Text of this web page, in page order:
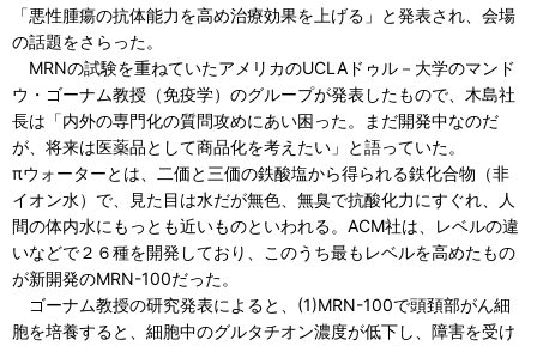
「悪性腫瘍の抗体能力を高め治療効果を上げる」と発表され、会場
の話題をさらった。
MRNの試験を重ねていたアメリカのUCLAドゥル－大学のマンド
ウ・ゴーナム教授（免疫学）のグループが発表したもので、木島社
長は「内外の専門化の質問攻めにあい困った。まだ開発中なのだ
が、将来は医薬品として商品化を考えたい」と語っていた。
πウォーターとは、二価と三価の鉄酸塩から得られる鉄化合物（非
イオン水）で、見た目は水だが無色、無臭で抗酸化力にすぐれ、人
間の体内水にもっとも近いものといわれる。ACM社は、レベルの違
いなどで２６種を開発しており、このうち最もレベルを高めたもの
が新開発のMRN-100だった。
ゴーナム教授の研究発表によると、(1)MRN-100で頭頚部がん細
胞を培養すると、細胞中のグルタチオン濃度が低下し、障害を受け